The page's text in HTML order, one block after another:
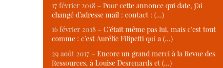
17 février 2018 – Pour cette annonce qui date, j’ai
changé d’adresse mail : contact : (…)
16 février 2018 – C’était même pas lui, mais c’est tout
comme : c’est Aurélie Filipetti qui a (…)
29 août 2017 – Encore un grand merci à la Revue des
Ressources, à Louise Desrenards et (…)